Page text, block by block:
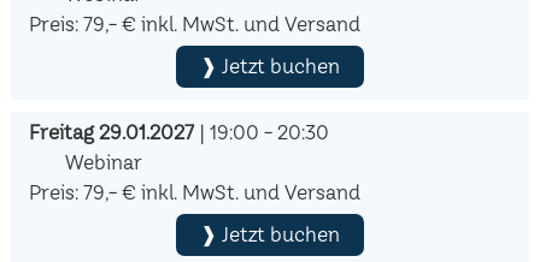
Preis: 79,- € inkl. MwSt. und Versand
❱ Jetzt buchen
Freitag 29.01.2027| 19:00 - 20:30
Webinar
Preis: 79,- € inkl. MwSt. und Versand
❱ Jetzt buchen